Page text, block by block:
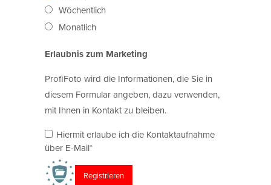
Wöchentlich
Monatlich
Erlaubnis zum Marketing
ProfiFoto wird die Informationen, die Sie in
diesem Formular angeben, dazu verwenden,
mit Ihnen in Kontakt zu bleiben.
Hiermit erlaube ich die Kontaktaufnahme
über E-Mail*